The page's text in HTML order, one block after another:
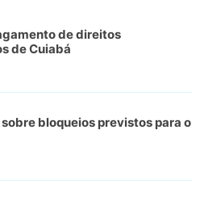
de direitos
de Cuiabá
bloqueios previstos para o